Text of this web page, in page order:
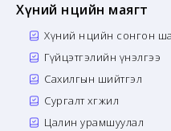
Хүний нөөцийн маягт
Хүний нөөцийн сонгон
Гүйцэтгэлийн үнэлгээ
Сахилгын шийтгэл
Сургалт хөгжил
Цалин урамшуулал